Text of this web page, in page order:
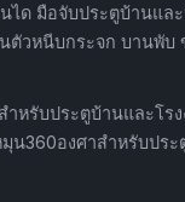
ได มือจับประตูบ้านแล
ตัวหนีบกระจก บานพับ
ำหรับประตูบ้านและโร
น360องศาสำหรับประ